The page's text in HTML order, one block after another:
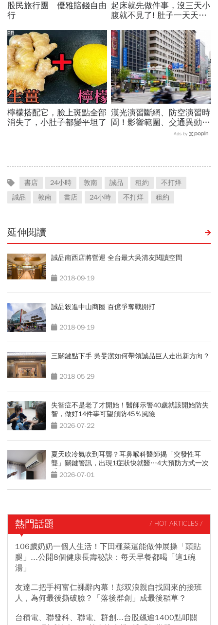
股民旅行團 優雅賠錢自由
行
起床就先做件事，沒三天小
腹就不見了! 肚子一天天變
檸檬搭配它，臉上斑點全部
消失了，小肚子都變平坦了
PR
漢光演習斷網、防空演習時
間！影響範圍、交通異動…
捷運台鐵高鐵公車停駛？城
Ads by
書店 24小時 敦南 誠品 租約
不打烊
誠品
敦南 書店 24小時 不打烊 租約
延伸閱讀
誠品南西店將營運 全台最大吳清友閱讀空間
2018-09-19
誠品殺進中山商圈 百億爭奪戰開打
2018-09-19
三關鍵點下手 吳旻潔如何帶領誠品巨人走出新方向？
2018-05-29
失智症不是老了才開始！醫師示警40歲就該開始防失
智，做好14件事可望預防45％風險
2026-07-22
夏天吹冷氣吹到耳聾？耳鼻喉科醫師揭「突發性耳
聾」關鍵警訊，出現1症狀快就醫…4大預防方式一次
看 2026-07-01
熱門話題 / HOT ARTICLES /
106歲奶奶一個人生活！下田種菜還能做伸展操「頭貼
腿」...公開8個健康長壽秘訣：每天早餐都喝「這1碗
湯」
友達二把手柯富仁裸辭內幕！彭双浪親自找回來的接班
人，為何最後撕破臉？「落後群創」成最後稻草？
台積電、聯發科、聯電、群創...台股飆逾1400點叩關